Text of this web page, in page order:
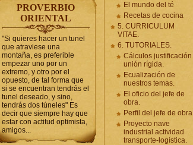
PROVERBIO
ORIENTAL
"Si quieres hacer un tunel
que atraviese una
montaña, es preferible
empezar uno por un
extremo, y otro por el
opuesto, de tal forma que
si se encuentran tendrás el
tunel deseado, y sino,
tendrás dos túneles" Es
decir que siempre hay que
estar con actitud optimista,
amigos...
El mundo del té
Recetas de cocina
5. CURRICULUM
VITAE.
6. TUTORIALES.
Cálculos justificación
unión rígida.
Ecualización de
nuestros temas.
El oficio del jefe de
obra.
Perfil del jefe de obra
Proyecto nave
industrial actividad
transporte-logística.